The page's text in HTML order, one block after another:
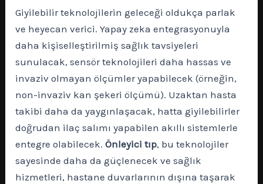
Giyilebilir teknolojilerin geleceği oldukça parlak
ve heyecan verici. Yapay zeka entegrasyonuyla
daha kişiselleştirilmiş sağlık tavsiyeleri
sunulacak, sensör teknolojileri daha hassas ve
invaziv olmayan ölçümler yapabilecek (örneğin,
non-invaziv kan şekeri ölçümü). Uzaktan hasta
takibi daha da yaygınlaşacak, hatta giyilebilirler
doğrudan ilaç salımı yapabilen akıllı sistemlerle
entegre olabilecek.Önleyici tıp, bu teknolojiler
sayesinde daha da güçlenecek ve sağlık
hizmetleri, hastane duvarlarının dışına taşarak